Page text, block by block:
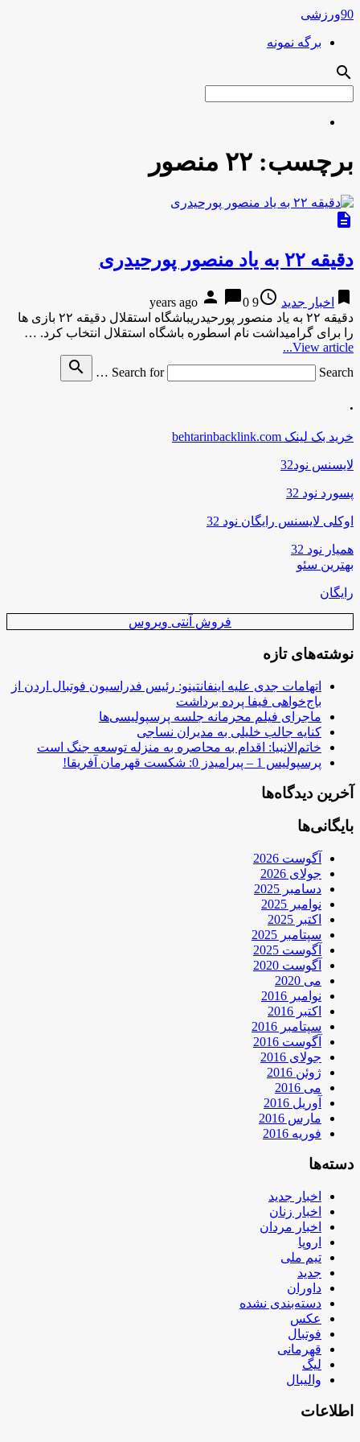
90ورزشی
برگه نمونه
search
برچسب: ٢٢ منصور
description
دقیقه ٢٢ به یاد منصور پورحیدری
bookmark اخبار جدید access_time
9 years ago
person chat_bubble0
دقیقه ٢٢ به یاد منصور پورحیدریباشگاه استقلال دقیقه ٢٢ بازی ها
را برای گرامیداشت نام اسطوره باشگاه استقلال انتخاب کرد. …
View article...
Search for
Search …
search
.
خرید بک لینک behtarinbacklink.com
لایسنس نود32
پسورد نود 32
اوکلی لایسنس رایگان نود 32
همیار نود 32
بهترین سئو
رایگان
فروش آنتی ویروس
نوشته‌های تازه
اتهامات جدی علیه اینفانتینو: رئیس فدراسیون فوتبال اردن از
باج‌خواهی فیفا پرده برداشت
ماجرای فیلم محرمانه جلسه پرسپولیسی‌ها
کنایه جالب خلیلی به مدیران نساجی
خاتم‌الانبیا: اقدام به محاصره به منزله توسعه جنگ است
پرسپولیس 1 – پیرامیدز 0: شکست قهرمان آفریقا!
آخرین دیدگاه‌ها
بایگانی‌ها
آگوست 2026
جولای 2026
دسامبر 2025
نوامبر 2025
اکتبر 2025
سپتامبر 2025
آگوست 2025
آگوست 2020
می 2020
نوامبر 2016
اکتبر 2016
سپتامبر 2016
آگوست 2016
جولای 2016
ژوئن 2016
می 2016
آوریل 2016
مارس 2016
فوریه 2016
دسته‌ها
اخبار جدید
اخبار زنان
اخبار مردان
اروپا
تیم ملی
جدید
داوران
دسته‌بندی نشده
عکس
فوتبال
قهرمانی
لیگ
والیبال
اطلاعات